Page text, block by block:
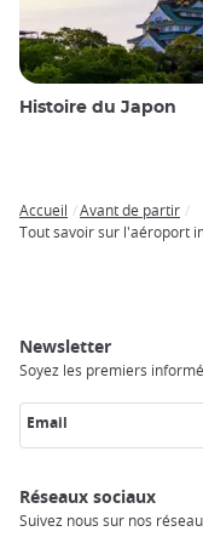
Histoire du Japon
Breadcrumb
Accueil
Avant de partir
Tout savoir sur l'aéroport
Newsletter
Soyez les premiers
Email
Réseaux sociaux
Suivez nous sur nos